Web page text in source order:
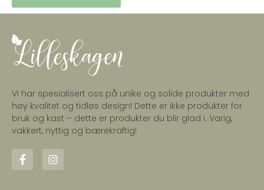
Vi har spesialisert oss på unike og solide produkter med
høy kvalitet og tidløs design! Dette er ikke produkter for
bruk og kast – dette er produkter du blir glad i. Varig,
vakkert, nyttig og bærekraftig!